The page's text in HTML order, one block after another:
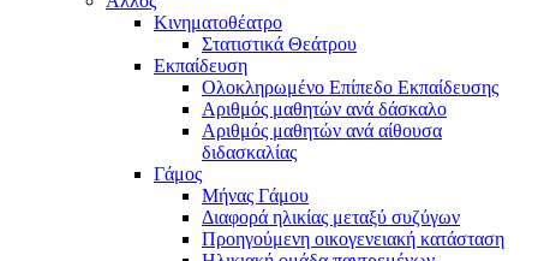
Κινηματοθέατρο
Στατιστικά Θεάτρου
Εκπαίδευση
Ολοκληρωμένο Επίπεδο Εκπαίδευσης
Αριθμός μαθητών ανά δάσκαλο
Αριθμός μαθητών ανά αίθουσα
διδασκαλίας
Γάμος
Μήνας Γάμου
Διαφορά ηλικίας μεταξύ συζύγων
Προηγούμενη οικογενειακή κατάσταση